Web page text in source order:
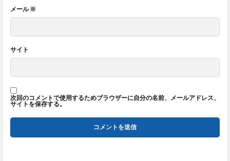
メール※
サイト
次回のコメントで使用するためブラウザーに自分の名前、メールアドレス、
サイトを保存する。